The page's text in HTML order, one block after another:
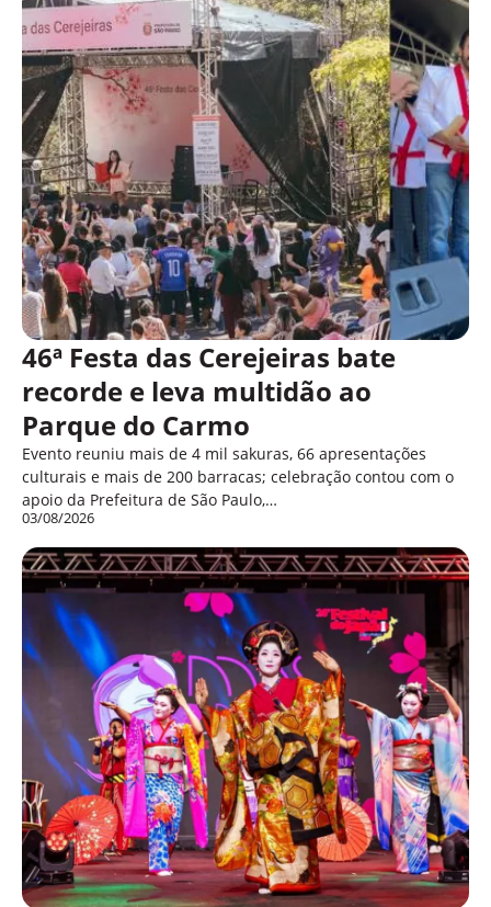
46ª Festa das Cerejeiras bate
recorde e leva multidão ao
Parque do Carmo
Evento reuniu mais de 4 mil sakuras, 66 apresentações
culturais e mais de 200 barracas; celebração contou com o
apoio da Prefeitura de São Paulo,…
03/08/2026